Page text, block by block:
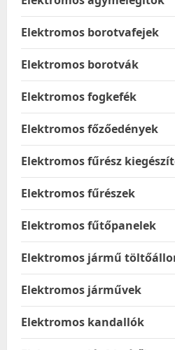
Elektromos borotvafejek
Elektromos borotvák
Elektromos fogkefék
Elektromos főzőedények
Elektromos fűrész
Elektromos fűrészek
Elektromos fűtőpanelek
Elektromos jármű
Elektromos járművek
Elektromos kandallók